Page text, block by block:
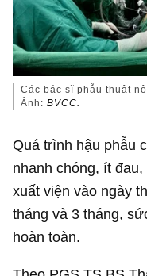
Các bác sĩ phẫu thuật
Ảnh:BVCC.
Quá trình hậu phẫu
nhanh chóng, ít
xuất viện vào ngày
tháng và 3 tháng,
hoàn toàn.